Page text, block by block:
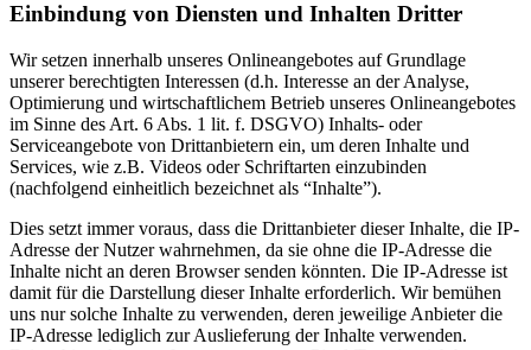
Einbindung von Diensten und Inhalten Dritter
Wir setzen innerhalb unseres Onlineangebotes auf Grundlage
unserer berechtigten Interessen (d.h. Interesse an der Analyse,
Optimierung und wirtschaftlichem Betrieb unseres Onlineangebotes
im Sinne des Art. 6 Abs. 1 lit. f. DSGVO) Inhalts- oder
Serviceangebote von Drittanbietern ein, um deren Inhalte und
Services, wie z.B. Videos oder Schriftarten einzubinden
(nachfolgend einheitlich bezeichnet als “Inhalte”).
Dies setzt immer voraus, dass die Drittanbieter dieser Inhalte, die IP-
Adresse der Nutzer wahrnehmen, da sie ohne die IP-Adresse die
Inhalte nicht an deren Browser senden könnten. Die IP-Adresse ist
damit für die Darstellung dieser Inhalte erforderlich. Wir bemühen
uns nur solche Inhalte zu verwenden, deren jeweilige Anbieter die
IP-Adresse lediglich zur Auslieferung der Inhalte verwenden.